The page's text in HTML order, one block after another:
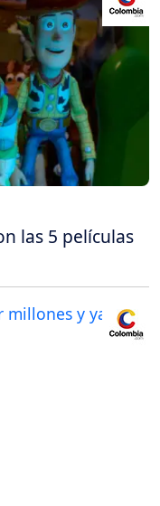
las 5 películas